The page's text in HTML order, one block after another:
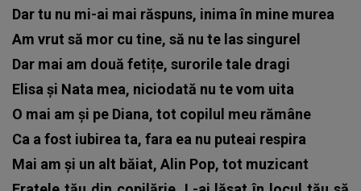
Dar tu nu mi-ai mai răspuns, inima în mine murea
Am vrut să mor cu tine, să nu te las singurel
Dar mai am două fetițe, surorile tale dragi
Elisa și Nata mea, niciodată nu te vom uita
O mai am și pe Diana, tot copilul meu rămâne
Ca a fost iubirea ta, fara ea nu puteai respira
Mai am și un alt băiat, Alin Pop, tot muzicant